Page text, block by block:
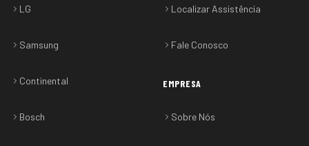
LG
Samsung
Continental
Bosch
Localizar Assistência
Fale Conosco
EMPRESA
Sobre Nós